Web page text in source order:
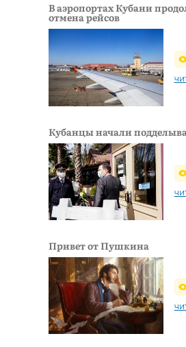
В аэропортах Кубани
отмена рейсов
Кубанцы начали
Привет от Пушкина